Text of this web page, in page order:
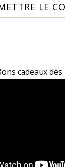
LE
cadeaux